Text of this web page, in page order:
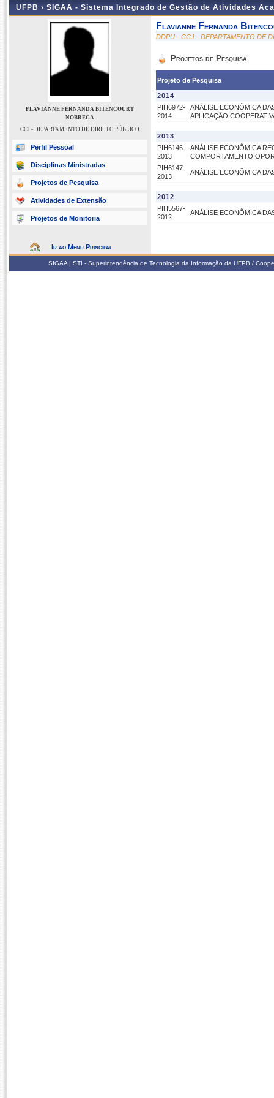
UFPB › SIGAA - Sistema Integrado de Gestão de Atividades
FLAVIANNE FERNANDA BITENCOURT
NOBREGA
CCJ - DEPARTAMENTO DE DIREITO PÚBLICO
Perfil Pessoal
Disciplinas Ministradas
Projetos de Pesquisa
Atividades de Extensão
Projetos de Monitoria
Ir ao Menu Principal
Flavianne Fernanda
DDPU - CCJ - DEPARTAMENTO DE
Projetos de Pesquisa
Projeto de Pesquisa
2014
PIH6972-
2014
ANÁLISE ECONÔMICA
APLICAÇÃO
2013
PIH6146-
2013
ANÁLISE ECONÔMICA
COMPORTAMENTO
PIH6147-
2013
ANÁLISE ECONÔMICA
2012
PIH5567-
2012
ANÁLISE ECONÔMICA
SIGAA | STI - Superintendência de Tecnologia da Informação da UFPB /